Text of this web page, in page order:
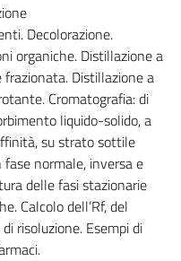
Decolorazione.
organiche. Distillazione a
Distillazione a
Cromatografia: di
liquido-solido, a
su strato sottile
fase normale, inversa e
delle fasi stazionarie
Calcolo dell’Rf, del
risoluzione. Esempi di